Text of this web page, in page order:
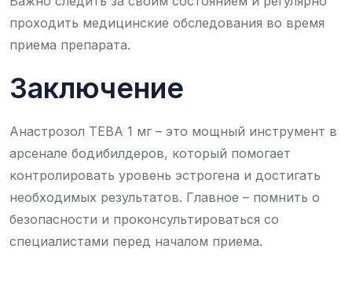
проходить медицинские обследования во время
приема препарата.
Заключение
Анастрозол ТЕВА 1 мг – это мощный инструмент в
арсенале бодибилдеров, который помогает
контролировать уровень эстрогена и достигать
необходимых результатов. Главное – помнить о
безопасности и проконсультироваться со
специалистами перед началом приема.